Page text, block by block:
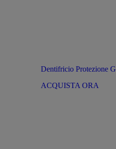
Dentifricio Protezione
ACQUISTA ORA